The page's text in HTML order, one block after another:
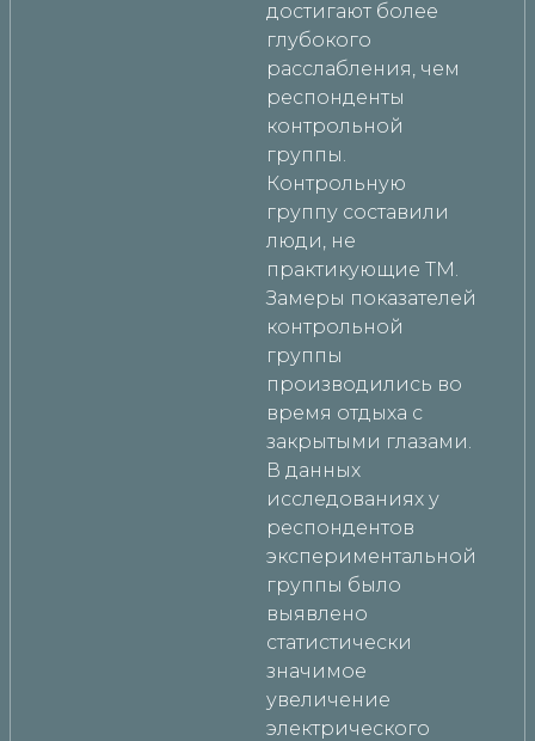
достигают более
глубокого
расслабления, чем
респонденты
контрольной
группы.
Контрольную
группу составили
люди, не
практикующие ТМ.
Замеры показателей
контрольной
группы
производились во
время отдыха с
закрытыми глазами.
В данных
исследованиях у
респондентов
экспериментальной
группы было
выявлено
статистически
значимое
увеличение
электрического